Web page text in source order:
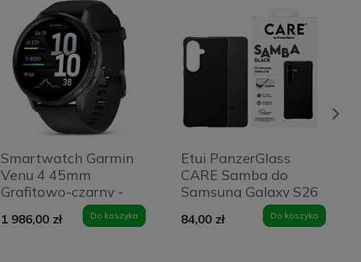
Smartwatch Garmin
Venu 4 45mm
Grafitowo-czarny -
1 986,00 zł Do koszyka
Etui PanzerGlass
CARE Samba do
Samsung Galaxy S26
Czarne - Black
84,00 zł Do koszyka